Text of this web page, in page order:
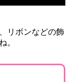
リボンなどの飾
。